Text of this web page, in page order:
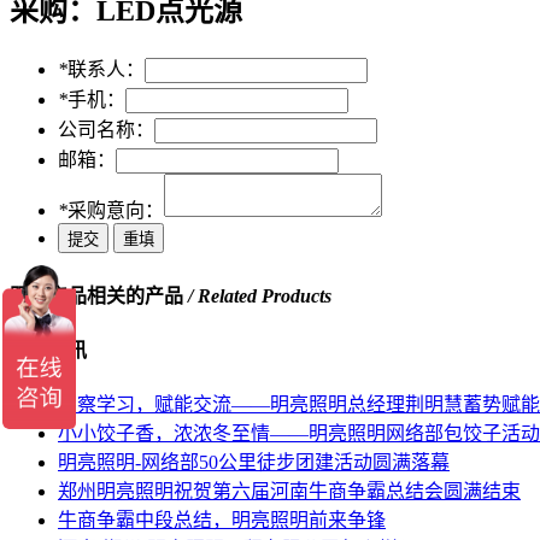
采购： LED点光源
*联系人：
*手机：
公司名称：
邮箱：
*采购意向：
跟此产品相关的产品/ Related Products
相关资讯
考察学习，赋能交流——明亮照明总经理荆明慧蓄势赋
小小饺子香，浓浓冬至情——明亮照明网络部包饺子活动
明亮照明-网络部50公里徒步团建活动圆满落幕
郑州明亮照明祝贺第六届河南牛商争霸总结会圆满结束
牛商争霸中段总结，明亮照明前来争锋